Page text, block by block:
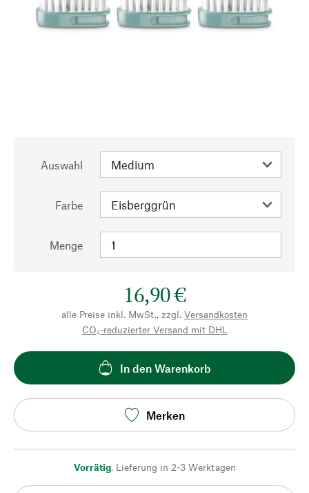
Auswahl
Farbe
Menge
16,90 €
alle Preise inkl. MwSt., zzgl. Versandkosten
CO₂-reduzierter Versand mit DHL
In den Warenkorb
Merken
Vorrätig, Lieferung in 2-3 Werktagen